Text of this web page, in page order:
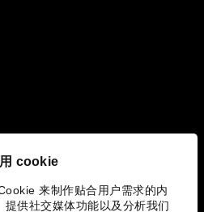
cookie
来制作贴合用户需求的内
提供社交媒体功能以及分析我们